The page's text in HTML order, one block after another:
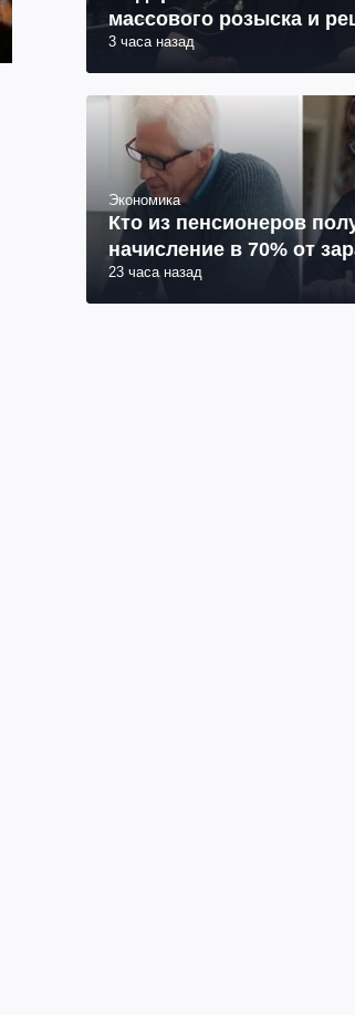
массового розыска и
проблему СОЧ
3 часа назад
Экономика
Кто из пенсионеров
начисление в 70% от
23 часа назад